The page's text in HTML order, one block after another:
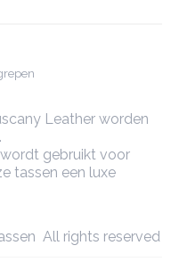
Leather worden
gebruikt voor
tassen een luxe
All rights reserved